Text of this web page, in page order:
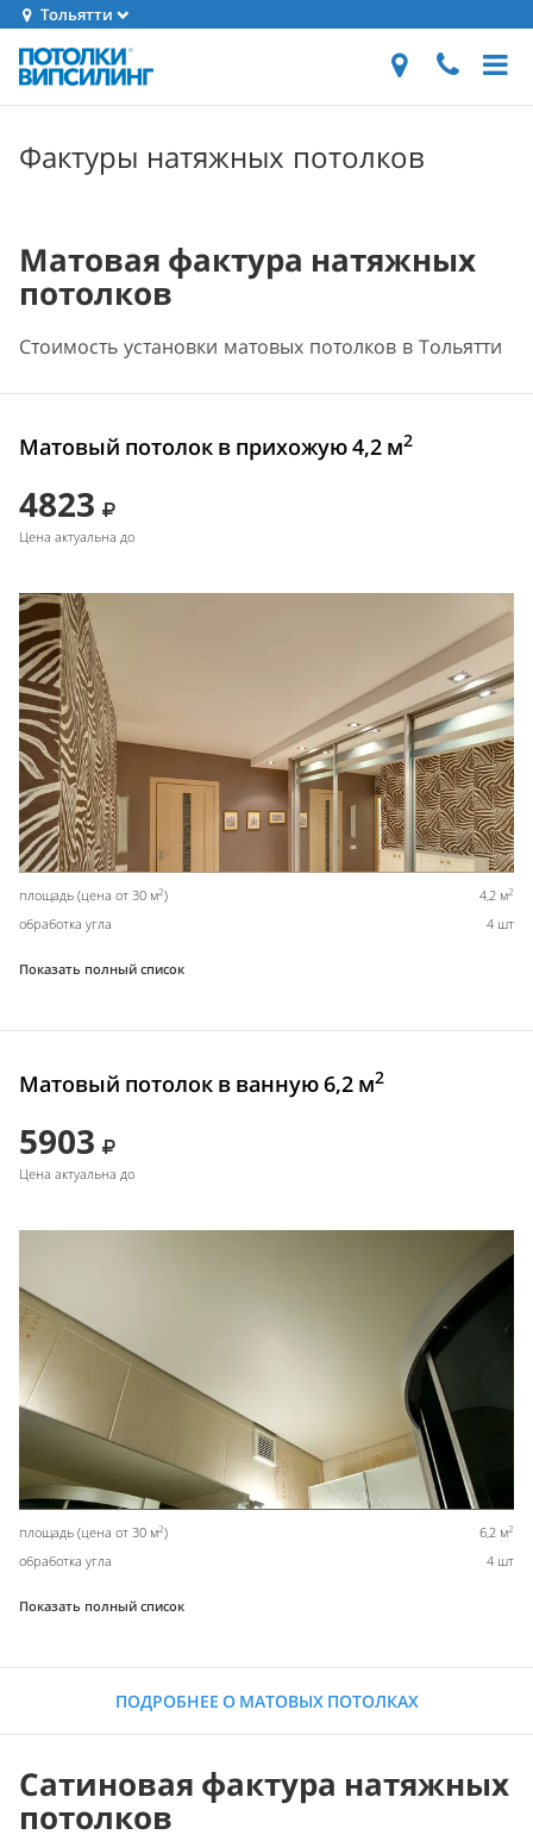
Тольятти
Фактуры натяжных потолков
Матовая фактура натяжных
потолков
Стоимость установки матовых потолков в Тольятти
Матовый потолок в прихожую 4,2 м2
4823
Цена актуальна до
площадь (цена от 30 м2) 4,2 м2
обработка угла 4 шт
Показать полный список
Матовый потолок в ванную 6,2 м2
5903
Цена актуальна до
площадь (цена от 30 м2) 6,2 м2
обработка угла 4 шт
Показать полный список
ПОДРОБНЕЕ О МАТОВЫХ ПОТОЛКАХ
Сатиновая фактура натяжных
потолков